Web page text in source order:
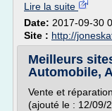
Lire la suite
Date: 2017-09-30
Site : http://
Meilleurs
Automobile,
Vente et
(ajouté le : 12/09/